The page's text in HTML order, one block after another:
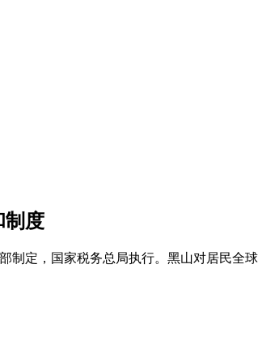
制度
制定，国家税务总局执行。黑山对居民全